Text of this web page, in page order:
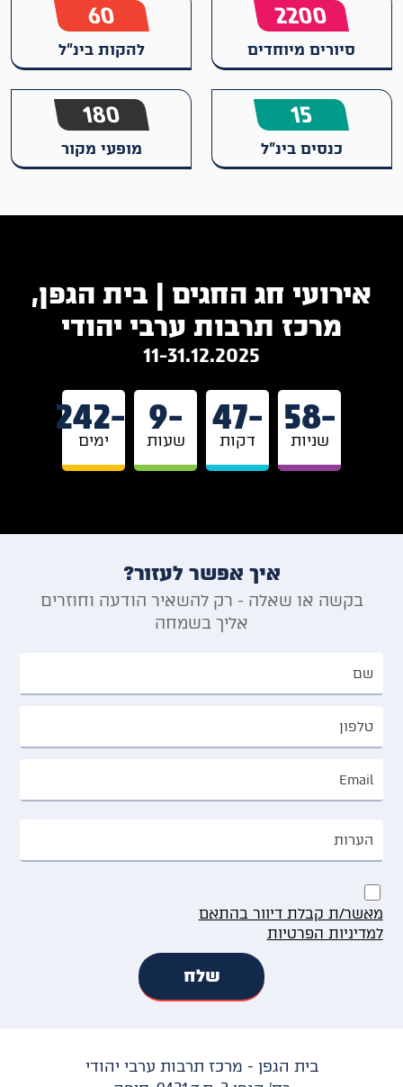
2200
סיורים מיוחדים
60
להקות בינ"ל
15
כנסים בינ"ל
180
מופעי מקור
אירועי חג החגים | בית הגפן,
מרכז תרבות ערבי יהודי
11-31.12.2025
-242
ימים
-9
שעות
-47
דקות
-58
שניות
איך אפשר לעזור?
בקשה או שאלה - רק להשאיר הודעה וחוזרים
אליך בשמחה
מאשר/ת קבלת דיוור בהתאם
למדיניות הפרטיות
בית הגפן - מרכז תרבות ערבי יהודי